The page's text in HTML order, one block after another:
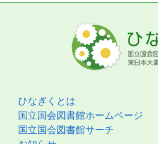
ひなぎくとは
国立国会図書館ホームページ
国立国会図書館サーチ